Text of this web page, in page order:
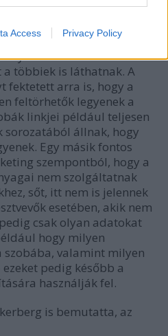
Access Privacy Policy
láthatók rólunk, amik
profilunkon. Ha olyan
aki nem Facebook-
információt kell
a többiek is láthatnak. A
fektetett arra is, hogy a
feltörhetők legyenek a
linkjei például teljesen
sorozatából állnak, hogy
Egy másik fontos
szempontból, hogy a
nem szolgáltatnak
sőt, itt nem is jelennek
esetében, akik nem
csak olyan adatokat
hogy milyen
szobába, valamint milyen
pedig később a
használják fel.
is bemutatta, az